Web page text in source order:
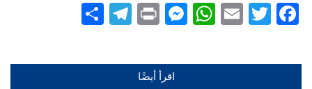
Facebook
Twitter
Email
WhatsApp
Messenger
Print
Telegram
اقرأ أيضًا